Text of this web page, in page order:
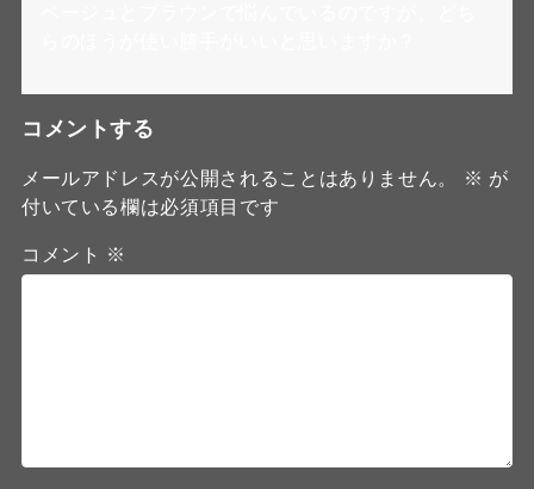
コメントする
メールアドレスが公開されることはありません。 ※ が
付いている欄は必須項目です
コメント ※